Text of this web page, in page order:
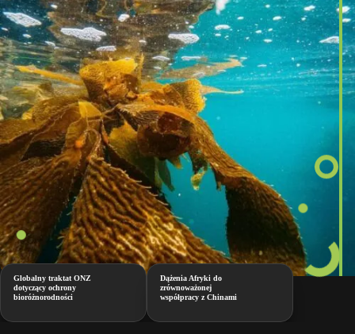
Globalny traktat ONZ
dotyczący ochrony
bioróżnorodności
Dążenia Afryki do
zrównoważonej
współpracy z Chinami